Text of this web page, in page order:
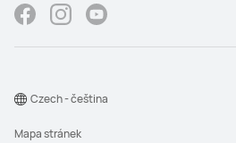
Mapa stránek
Czech - čeština